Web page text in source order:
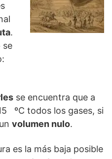
.
se
se encuentra que a
ºC todos los gases, si
volumen nulo.
es la más baja posible